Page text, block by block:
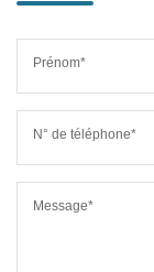
Prénom*
N° de téléphone*
Message*